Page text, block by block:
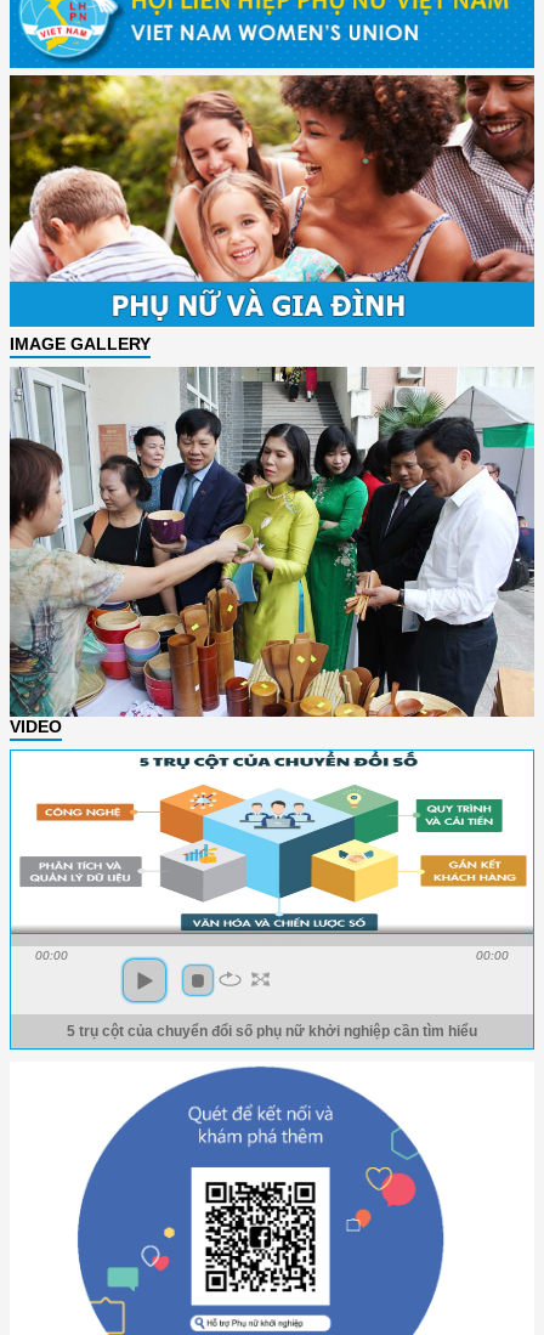
IMAGE GALLERY
VIDEO
00:00 00:00
5 trụ cột của chuyển đổi số phụ nữ khởi nghiệp cần tìm hiểu